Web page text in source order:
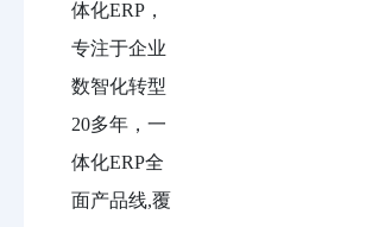
体化ERP，
专注于企业
数智化转型
20多年，一
体化ERP全
面产品线,覆